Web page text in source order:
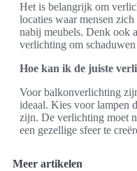
Het is belangrijk om
locaties waar mensen
nabij meubels. Denk ook
verlichting om
Hoe kan ik de juiste
Voor balkonverlichting
ideaal. Kies voor lampen
zijn. De verlichting moet
een gezellige sfeer te
Meer artikelen